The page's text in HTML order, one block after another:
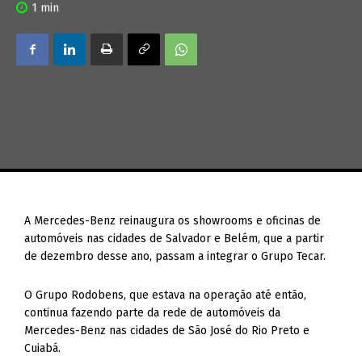
1 min
A Mercedes-Benz reinaugura os showrooms e oficinas de
automóveis nas cidades de Salvador e Belém, que a partir
de dezembro desse ano, passam a integrar o Grupo Tecar.
O Grupo Rodobens, que estava na operação até então,
continua fazendo parte da rede de automóveis da
Mercedes-Benz nas cidades de São José do Rio Preto e
Cuiabá.